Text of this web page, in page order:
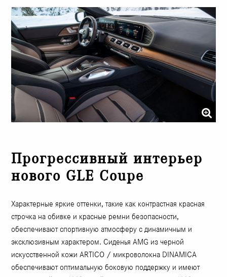
Прогрессивный интерьер
нового GLE Coupe
Характерные яркие оттенки, такие как контрастная красная
строчка на обивке и красные ремни безопасности,
обеспечивают спортивную атмосферу с динамичным и
эксклюзивным характером. Сиденья AMG из черной
искусственной кожи ARTICO / микроволокна DINAMICA
обеспечивают оптимальную боковую поддержку и имеют